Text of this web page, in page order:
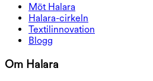
Möt Halara
Halara-cirkeln
Textilinnovation
Blogg
Om Halara